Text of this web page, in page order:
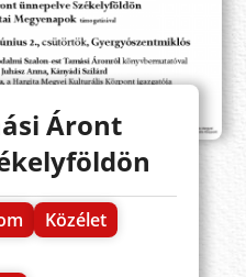
Áront
Közélet